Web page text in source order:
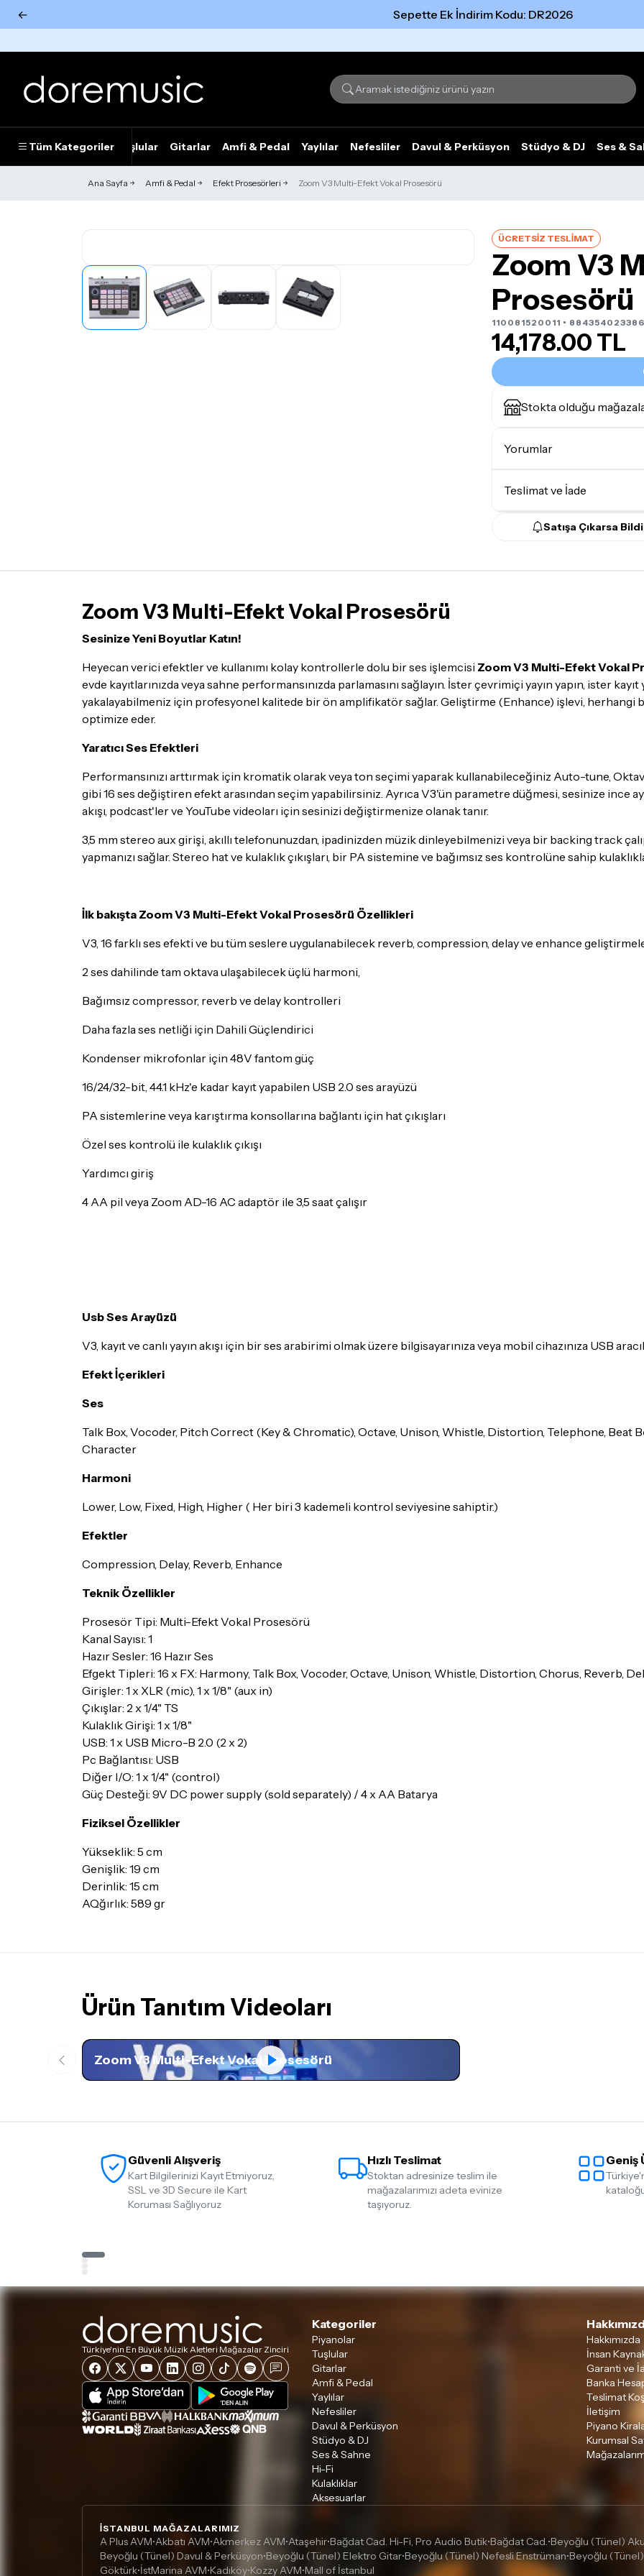
← Sepette Ek İndirim Kodu: DR2026
Tüm Kategoriler
Piyanolar Tuşlular Gitarlar Amfi & Pedal Yaylılar Nefesliler Davul & Perküsyon Stüdyo & DJ Ses &
Ana Sayfa Amfi & Pedal Efekt Prosesörleri Zoom V3 Multi-Efekt Vokal Prosesörü
ÜCRETSİZ TESLİMAT
Zoom V3
Prosesörü
110081520011 •
14,178.00 TL
Stokta olduğu
Yorumlar
Teslimat ve İade
Teslimat Koşulları
Detaylar içintıklayınız
İadesi ve değişimi
ambalajının korunmuş,
gerekmektedir. Satın
Satışa Çıkarsa
Zoom V3 Multi-Efekt Vokal Prosesörü
Sesinize Yeni Boyutlar Katın!
Heyecan verici efektler ve kullanımı kolay kontrollerle dolu bir ses işlemcisi Zoom V3 Multi-Efekt Vokal
evde kayıtlarınızda veya sahne performansınızda parlamasını sağlayın. İster çevrimiçi yayın yapın, ister
yakalayabilmeniz için profesyonel kalitede bir ön amplifikatör sağlar. Geliştirme (Enhance) işlevi,
optimize eder.
Yaratıcı Ses Efektleri
Performansınızı arttırmak için kromatik olarak veya ton seçimi yaparak kullanabileceğiniz Auto-tune,
gibi 16 ses değiştiren efekt arasından seçim yapabilirsiniz. Ayrıca V3'ün parametre düğmesi, sesinize ince
akışı, podcast'ler ve YouTube videoları için sesinizi değiştirmenize olanak tanır.
3,5 mm stereo aux girişi, akıllı telefonunuzdan, ipadinizden müzik dinleyebilmenizi veya bir backing track
yapmanızı sağlar. Stereo hat ve kulaklık çıkışları, bir PA sistemine ve bağımsız ses kontrolüne sahip
İlk bakışta Zoom V3 Multi-Efekt Vokal Prosesörü Özellikleri
V3, 16 farklı ses efekti ve bu tüm seslere uygulanabilecek reverb, compression, delay ve enhance
2 ses dahilinde tam oktava ulaşabilecek üçlü harmoni,
Bağımsız compressor, reverb ve delay kontrolleri
Daha fazla ses netliği için Dahili Güçlendirici
Kondenser mikrofonlar için 48V fantom güç
16/24/32-bit, 44.1 kHz'e kadar kayıt yapabilen USB 2.0 ses arayüzü
PA sistemlerine veya karıştırma konsollarına bağlantı için hat çıkışları
Özel ses kontrolü ile kulaklık çıkışı
Yardımcı giriş
4 AA pil veya Zoom AD-16 AC adaptör ile 3,5 saat çalışır
Usb Ses Arayüzü
V3, kayıt ve canlı yayın akışı için bir ses arabirimi olmak üzere bilgisayarınıza veya mobil cihazınıza USB
Efekt İçerikleri
Ses
Talk Box, Vocoder, Pitch Correct (Key & Chromatic), Octave, Unison, Whistle, Distortion, Telephone, Beat
Character
Harmoni
Lower, Low, Fixed, High, Higher ( Her biri 3 kademeli kontrol seviyesine sahiptir.)
Efektler
Compression, Delay, Reverb, Enhance
Teknik Özellikler
Prosesör Tipi: Multi-Efekt Vokal Prosesörü
Kanal Sayısı: 1
Hazır Sesler: 16 Hazır Ses
Efgekt Tipleri: 16 x FX: Harmony, Talk Box, Vocoder, Octave, Unison, Whistle, Distortion, Chorus, Reverb,
Girişler: 1 x XLR (mic), 1 x 1/8" (aux in)
Çıkışlar: 2 x 1/4" TS
Kulaklık Girişi: 1 x 1/8"
USB: 1 x USB Micro-B 2.0 (2 x 2)
Pc Bağlantısı: USB
Diğer I/O: 1 x 1/4" (control)
Güç Desteği: 9V DC power supply (sold separately) / 4 x AA Batarya
Fiziksel Özellikler
Yükseklik: 5 cm
Genişlik: 19 cm
Derinlik: 15 cm
AQğırlık: 589 gr
Ürün Tanıtım Videoları
Zoom V3 Multi-Efekt Vokal Prosesörü
Güvenli Alışveriş
Kart Bilgilerinizi Kayıt Etmiyoruz,
SSL ve 3D Secure ile Kart
Koruması Sağlıyoruz
Hızlı Teslimat
Stoktan adresinize teslim ile
mağazalarımızı adeta evinize
taşıyoruz.
Geniş
Türkiye'nin En Büyük Müzik Aletleri Mağazalar Zinciri
Kategoriler
Piyanolar
Tuşlular
Gitarlar
Amfi & Pedal
Yaylılar
Nefesliler
Davul & Perküsyon
Stüdyo & DJ
Ses & Sahne
Hi-Fi
Kulaklıklar
Aksesuarlar
Hakkımızda
İnsan
Garanti ve
Banka
Teslimat
İletişim
Piyano
Kurumsal
İSTANBUL MAĞAZALARIMIZ
A Plus AVM•Akbatı AVM•Akmerkez AVM•Ataşehir•Bağdat Cad. Hi-Fi, Pro Audio Butik•Bağdat Cad.•Beyoğlu (Tünel)
Beyoğlu (Tünel) Davul & Perküsyon•Beyoğlu (Tünel) Elektro Gitar•Beyoğlu (Tünel) Nefesli Enstrüman•Beyoğlu
Göktürk•İstMarina AVM•Kadıköy•Kozzy AVM•Mall of İstanbul
Tümünü Gör Tümünü gör